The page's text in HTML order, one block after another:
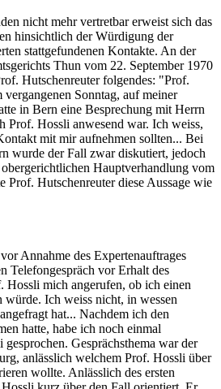
nicht mehr vertretbar erweist sich das
hinsichtlich der Würdigung der
stattgefundenen Kontakte. An der
Thun vom 22. September 1970
Hutschenreuter folgendes: "Prof.
Sonntag, auf meiner
in Bern eine Besprechung mit Herrn
Prof. Hossli anwesend war. Ich weiss,
mit mir aufnehmen sollten... Bei
wurde der Fall zwar diskutiert, jedoch
Hauptverhandlung vom
Prof. Hutschenreuter diese Aussage wie
Annahme des Expertenauftrages
Telefongespräch vor Erhalt des
Hossli mich angerufen, ob ich einen
würde. Ich weiss nicht, in wessen
hat... Nachdem ich den
hatte, habe ich noch einmal
Gesprächsthema war der
anlässlich welchem Prof. Hossli über
wollte. Anlässlich des ersten